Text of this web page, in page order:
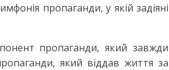
пропаганди, у якій задіяні
пропаганди, який завжди
який віддав життя за